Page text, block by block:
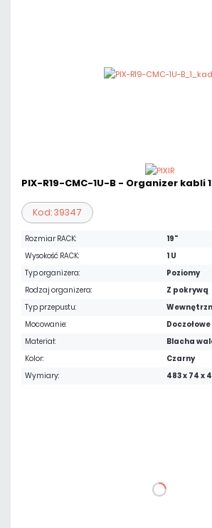
PIX-R19-CMC-1U-B - Organizer kabli
Kod: 39347
Rozmiar RACK:
19"
Wysokość RACK:
1 U
Typ organizera:
Poziomy
Rodzaj organizera:
Z pokrywą
Typ przepustu:
Mocowanie:
Doczołowe
Materiał:
Blacha
Kolor:
Czarny
Wymiary:
483 x 74 x
DO KOSZYKA